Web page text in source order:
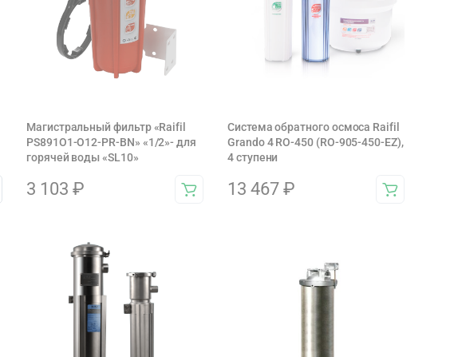
Магистральный фильтр «Raifil
PS891O1-O12-PR-BN» «1/2»- для
горячей воды «SL10»
3 103 ₽
Система обратного осмоса Raifil
Grando 4 RO-450 (RO-905-450-EZ),
4 ступени
13 467 ₽